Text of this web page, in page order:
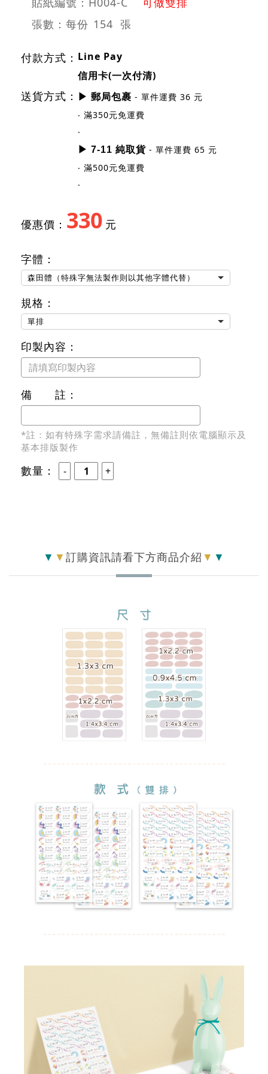
張數：每份 154 張
付款方式： Line Pay
信用卡(一次付清)
送貨方式： ▶ 郵局包裹 - 單件運費 36 元
‧ 滿350元免運費
‧
▶ 7-11 純取貨 - 單件運費 65 元
‧ 滿500元免運費
‧
優惠價： 330 元
字體：
森田體（特殊字無法製作則以其他字體代替）
規格：
單排
印製內容：
備 註：
*註：如有特殊字需求請備註，無備註則依電腦顯示及
基本排版製作
數量：
▼ ▼ 訂購資訊請看下方商品介紹 ▼ ▼